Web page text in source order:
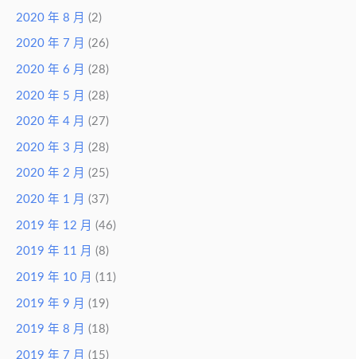
2020 年 8 月 (2)
2020 年 7 月 (26)
2020 年 6 月 (28)
2020 年 5 月 (28)
2020 年 4 月 (27)
2020 年 3 月 (28)
2020 年 2 月 (25)
2020 年 1 月 (37)
2019 年 12 月 (46)
2019 年 11 月 (8)
2019 年 10 月 (11)
2019 年 9 月 (19)
2019 年 8 月 (18)
2019 年 7 月 (15)